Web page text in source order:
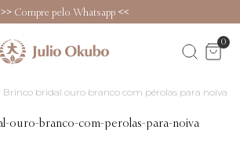
>>Compre pelo Whatsapp <<
0
Brinco bridal ouro branco com pérolas para noiva